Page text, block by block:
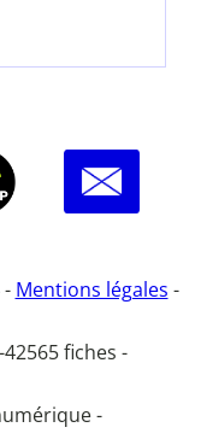
- Mentions légales -
42565 fiches -
-